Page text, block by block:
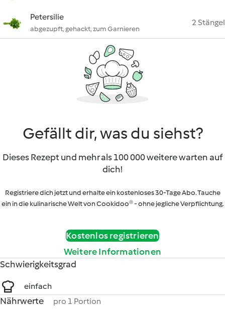
Petersilie
abgezupft, gehackt, zum Garnieren
2 Stängel
Gefällt dir, was du siehst?
Dieses Rezept und mehr als 100 000 weitere warten auf
dich!
Registriere dich jetzt und erhalte ein kostenloses 30-Tage Abo. Tauche
ein in die kulinarische Welt von Cookidoo® - ohne jegliche Verpflichtung.
Kostenlos registrieren
Weitere Informationen
Schwierigkeitsgrad
einfach
Nährwerte pro 1 Portion